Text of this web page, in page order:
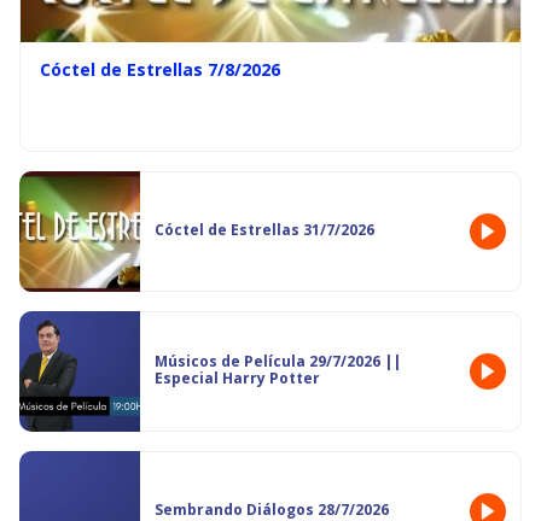
Cóctel de Estrellas 7/8/2026
Cóctel de Estrellas 31/7/2026
Músicos de Película 29/7/2026 ||
Especial Harry Potter
Sembrando Diálogos 28/7/2026